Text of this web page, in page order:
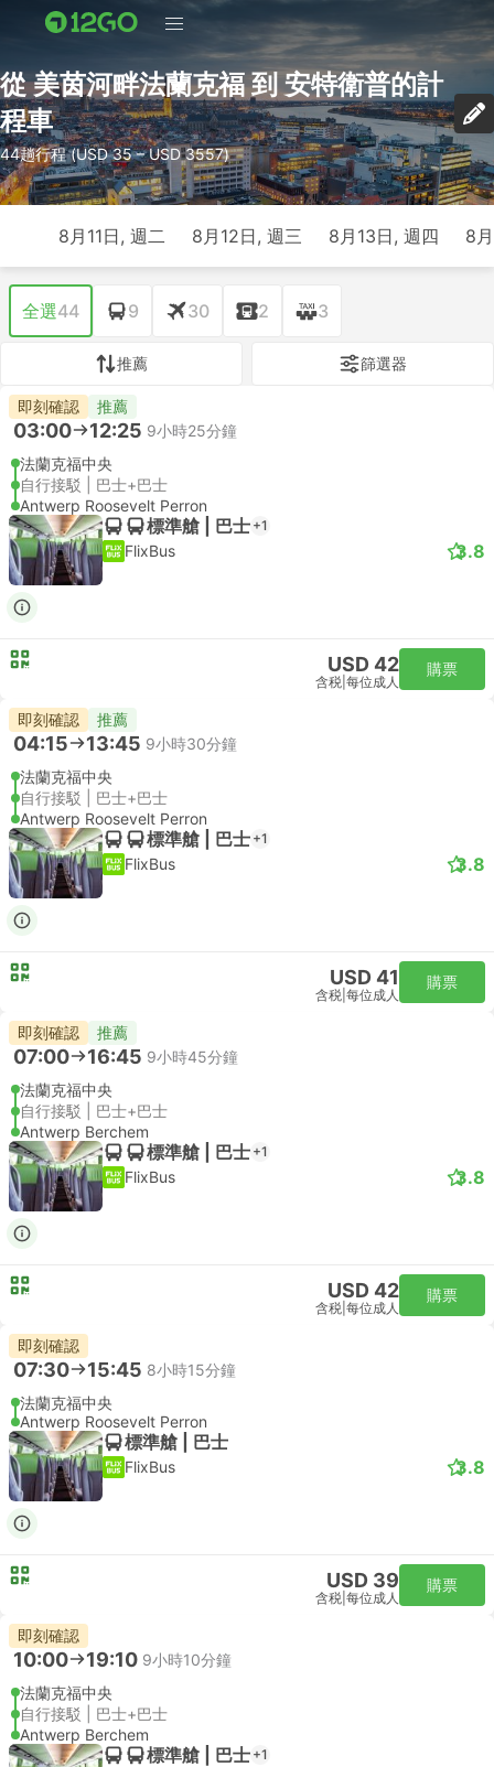
從 美茵河畔法蘭克福 到 安特衛普的計
程車
44趟行程 (USD 35 – USD 3557)
8月11日, 週二 8月12日, 週三 8月13日, 週四 8
全選44 9 30 2 3
推薦 篩選器
即刻確認 推薦
03:00 12:25 9小時25分鐘
法蘭克福中央
自行接駁 | 巴士+巴士
Antwerp Roosevelt Perron
標準艙 | 巴士 +1
FlixBus 3.8
USD 42
含税 每位成人
購票
即刻確認 推薦
04:15 13:45 9小時30分鐘
法蘭克福中央
自行接駁 | 巴士+巴士
Antwerp Roosevelt Perron
標準艙 | 巴士 +1
FlixBus 3.8
USD 41
含税 每位成人
購票
即刻確認 推薦
07:00 16:45 9小時45分鐘
法蘭克福中央
自行接駁 | 巴士+巴士
Antwerp Berchem
標準艙 | 巴士 +1
FlixBus 3.8
USD 42
含税 每位成人
購票
即刻確認
07:30 15:45 8小時15分鐘
法蘭克福中央
Antwerp Roosevelt Perron
標準艙 | 巴士
FlixBus 3.8
USD 39
含税 每位成人
購票
即刻確認
10:00 19:10 9小時10分鐘
法蘭克福中央
自行接駁 | 巴士+巴士
Antwerp Berchem
標準艙 | 巴士 +1